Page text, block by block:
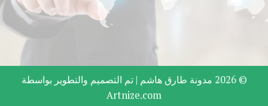
© 2026 مدونة طارق هاشم |
تم التصميم والتطوير بواسطة
Artnize.com